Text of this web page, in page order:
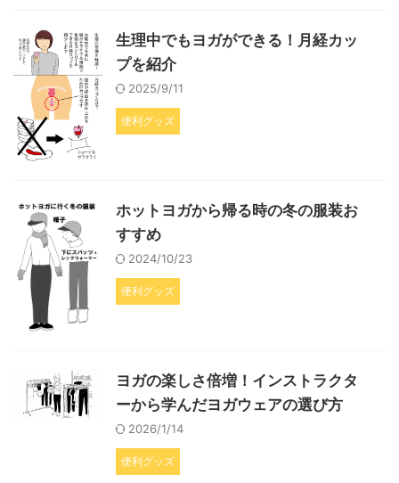
生理中でもヨガができる！月経カッ
プを紹介
2025/9/11
便利グッズ
ホットヨガから帰る時の冬の服装お
すすめ
2024/10/23
便利グッズ
ヨガの楽しさ倍増！インストラクタ
ーから学んだヨガウェアの選び方
2026/1/14
便利グッズ